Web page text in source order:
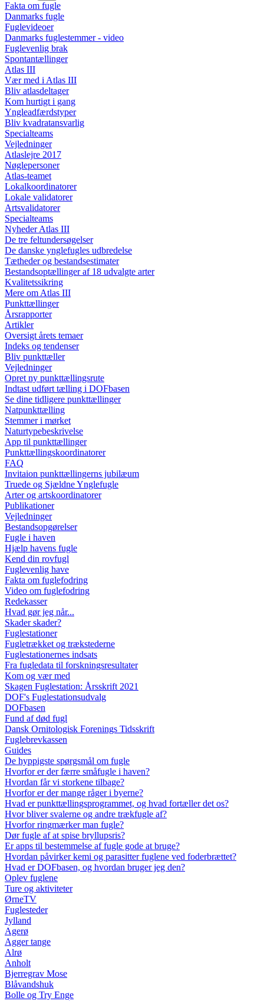
Fakta om fugle
Danmarks fugle
Fuglevideoer
Danmarks fuglestemmer - video
Fuglevenlig brak
Spontantællinger
Atlas III
Vær med i Atlas III
Bliv atlasdeltager
Kom hurtigt i gang
Yngleadfærdstyper
Bliv kvadratansvarlig
Specialteams
Vejledninger
Atlaslejre 2017
Nøglepersoner
Atlas-teamet
Lokalkoordinatorer
Lokale validatorer
Artsvalidatorer
Specialteams
Nyheder Atlas III
De tre feltundersøgelser
De danske ynglefugles udbredelse
Tætheder og bestandsestimater
Bestandsoptællinger af 18 udvalgte arter
Kvalitetssikring
Mere om Atlas III
Punkttællinger
Årsrapporter
Artikler
Oversigt årets temaer
Indeks og tendenser
Bliv punkttæller
Vejledninger
Opret ny punkttællingsrute
Indtast udført tælling i DOFbasen
Se dine tidligere punkttællinger
Natpunkttælling
Stemmer i mørket
Naturtypebeskrivelse
App til punkttællinger
Punkttællingskoordinatorer
FAQ
Invitaion punkttællingerns jubilæum
Truede og Sjældne Ynglefugle
Arter og artskoordinatorer
Publikationer
Vejledninger
Bestandsopgørelser
Fugle i haven
Hjælp havens fugle
Kend din rovfugl
Fuglevenlig have
Fakta om fuglefodring
Video om fuglefodring
Redekasser
Hvad gør jeg når...
Skader skader?
Fuglestationer
Fugletrækket og trækstederne
Fuglestationernes indsats
Fra fugledata til forskningsresultater
Kom og vær med
Skagen Fuglestation: Årsskrift 2021
DOF's Fuglestationsudvalg
DOFbasen
Fund af død fugl
Dansk Ornitologisk Forenings Tidsskrift
Fuglebrevkassen
Guides
De hyppigste spørgsmål om fugle
Hvorfor er der færre småfugle i haven?
Hvordan får vi storkene tilbage?
Hvorfor er der mange råger i byerne?
Hvad er punkttællingsprogrammet, og hvad fortæller det os?
Hvor bliver svalerne og andre trækfugle af?
Hvorfor ringmærker man fugle?
Dør fugle af at spise bryllupsris?
Er apps til bestemmelse af fugle gode at bruge?
Hvordan påvirker kemi og parasitter fuglene ved foderbrættet?
Hvad er DOFbasen, og hvordan bruger jeg den?
Oplev fuglene
Ture og aktiviteter
ØrneTV
Fuglesteder
Jylland
Agerø
Agger tange
Alrø
Anholt
Bjerregrav Mose
Blåvandshuk
Bolle og Try Enge